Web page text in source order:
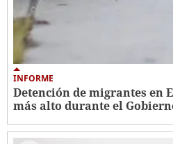
INFORME
Detención de migrantes en
más alto durante el